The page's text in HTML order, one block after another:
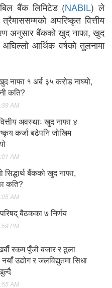
बैंक लिमिटेड (NABIL) ले
अपरिष्कृत वित्तीय
अनुसार बैंकको खुद नाफा, खुद
आर्थिक वर्षको तुलनामा
नाफा १ अर्ब ३५ करोड नाघ्यो,
कति?
AM
अवस्थाः खुद नाफा ४
कर्जा बढेपनि जोखिम
AM
सिद्धार्थ बैंकको खुद नाफा,
कति?
AM
बैठकका ७ निर्णय
PM
रकम पूँजी बजार र ठूला
नयाँ उद्योग र जलविद्युतमा सिधा
AM